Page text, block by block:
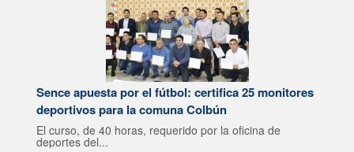
Sence apuesta por el fútbol: certifica 25 monitores
deportivos para la comuna Colbún
El curso, de 40 horas, requerido por la oficina de
deportes del...